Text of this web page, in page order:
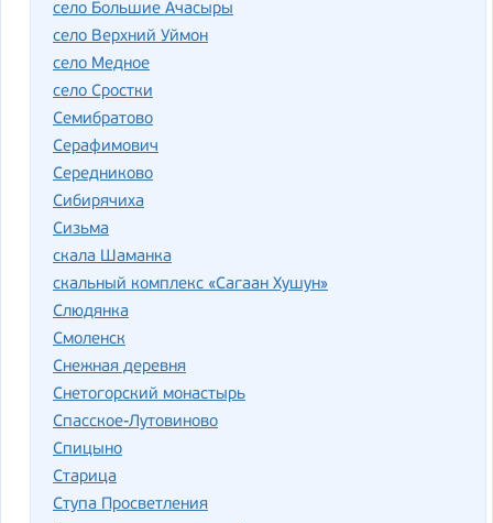
село Большие Ачасыры
село Верхний Уймон
село Медное
село Сростки
Семибратово
Серафимович
Середниково
Сибирячиха
Сизьма
скала Шаманка
скальный комплекс «Сагаан Хушун»
Слюдянка
Смоленск
Снежная деревня
Снетогорский монастырь
Спасское-Лутовиново
Спицыно
Старица
Ступа Просветления